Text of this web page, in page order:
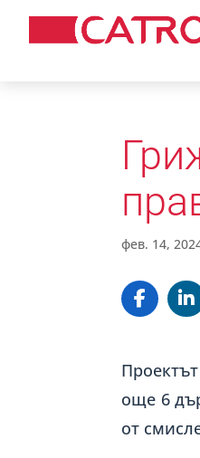
фев. 14,
Проектът
още 6
от